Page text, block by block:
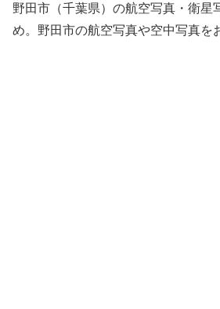
野田市（千葉県）の航空写真・衛星
め。野田市の航空写真や空中写真を